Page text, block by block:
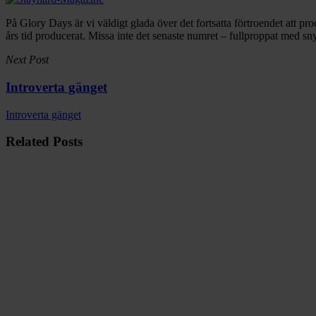
På Glory Days är vi väldigt glada över det fortsatta förtroendet att
års tid producerat. Missa inte det senaste numret – fullproppat med
Next Post
Introverta gänget
Introverta gänget
Related Posts